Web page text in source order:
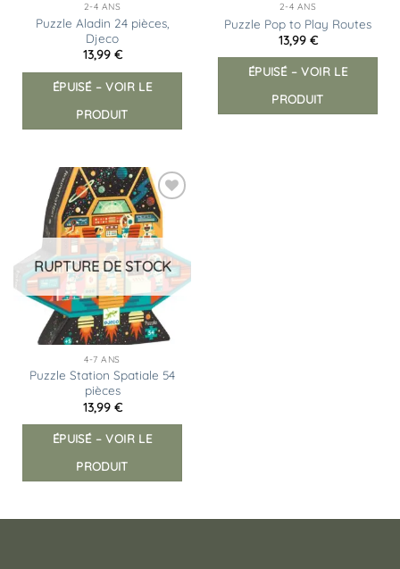
2-4 ANS
Puzzle Aladin 24 pièces,
Djeco
13,99 €
ÉPUISÉ – VOIR LE
PRODUIT
2-4 ANS
Puzzle Pop to Play Routes
13,99 €
ÉPUISÉ – VOIR LE
PRODUIT
Ajouter
à la
liste
d’envies
RUPTURE DE STOCK
4-7 ANS
Puzzle Station Spatiale 54
pièces
13,99 €
ÉPUISÉ – VOIR LE
PRODUIT